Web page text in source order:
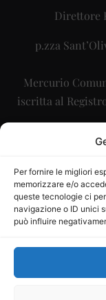
Per fornire le migliori
memorizzare e/o
queste tecnologie ci
navigazione o ID unici
può influire
Direttore
p.zza
Mercurio
iscritta al
Sito gestito